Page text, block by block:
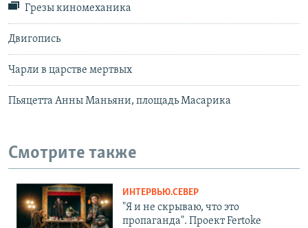
Грезы киномеханика
Двигопись
Чарли в царстве мертвых
Пьяцетта Анны Маньяни, площадь Масарика
Смотрите также
ИНТЕРВЬЮ.СЕВЕР
"Я и не скрываю, что это
пропаганда". Проект Fertoke